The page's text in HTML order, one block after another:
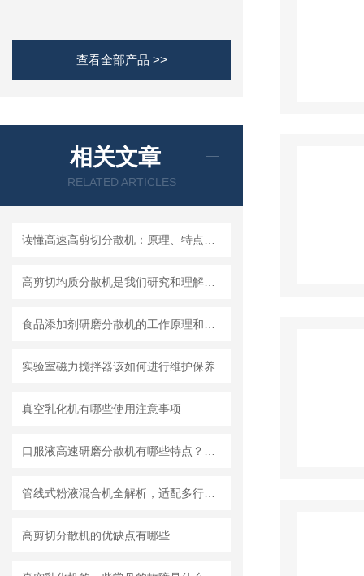
查看全部产品 >>
相关文章
RELATED ARTICLES
实验室磁力搅拌器该如何进行维护保养
真空乳化机有哪些使用注意事项
高剪切分散机的优缺点有哪些